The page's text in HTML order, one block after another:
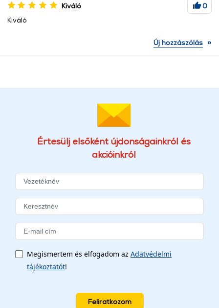
Kiváló
0
Kiváló
Új hozzászólás »
Értesülj elsőként újdonságainkról és
akcióinkról
Megismertem és elfogadom az Adatvédelmi
tájékoztatót!
Feliratkozom